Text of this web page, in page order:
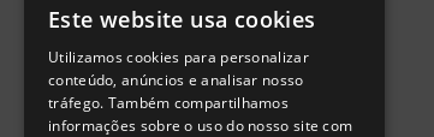
Termos de Utilização
Escola Ciência Viva
Contactar
Relatório Anual RCN 2024
Relatório Intercalar RCN 2025
PORTUGUESE
ENGLISH
SPANISH
Este website usa cookies
Utilizamos cookies para personalizar
conteúdo, anúncios e analisar nosso
tráfego. Também compartilhamos
informações sobre o uso do nosso site com